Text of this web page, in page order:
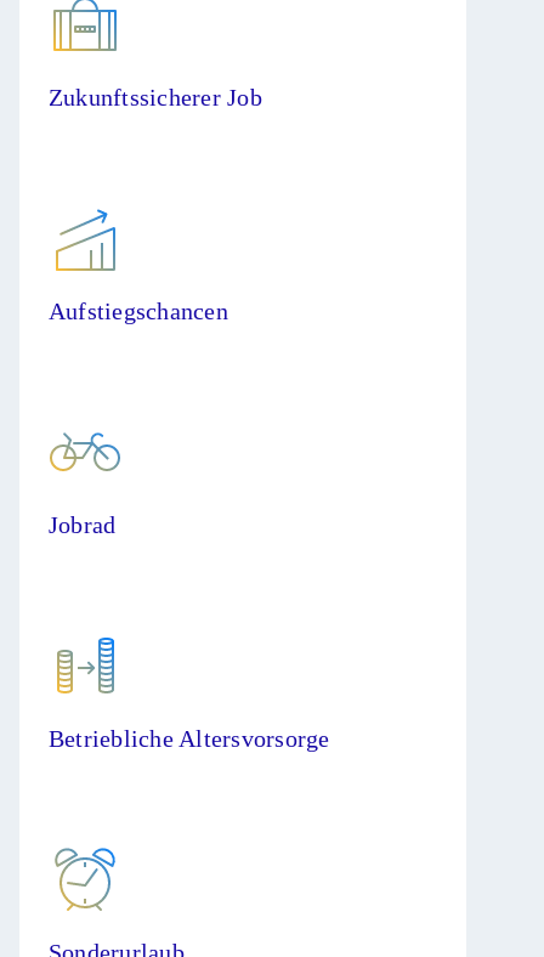
Zukunftssicherer Job
Aufstiegschancen
Jobrad
Betriebliche Altersvorsorge